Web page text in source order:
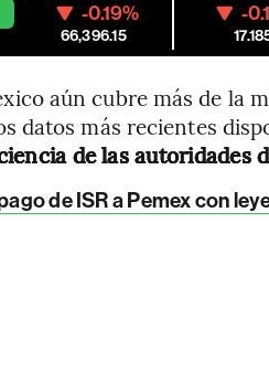
-0.19%
66,396.15
-
aún cubre más de la
datos más recientes
de las autoridades
de ISR a Pemex con